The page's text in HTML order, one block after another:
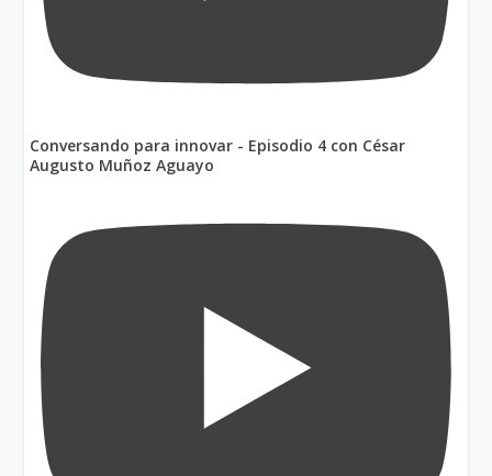
Conversando para innovar - Episodio 4 con César
Augusto Muñoz Aguayo